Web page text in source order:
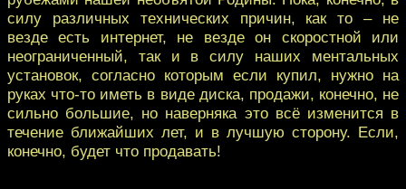
силу различных технических причин, как то – не
везде есть интернет, не везде он скоростной или
неограниченный, так и в силу наших ментальных
установок, согласно которым если купил, нужно на
руках что-то иметь в виде диска, продажи, конечно, не
сильно большие, но наверняка это всё изменится в
течение ближайших лет, и в лучшую сторону. Если,
конечно, будет что продавать!